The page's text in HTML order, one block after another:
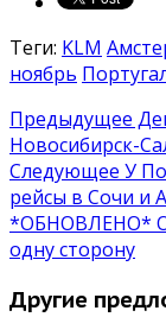
Теги: KLM
ноябрь
Предыдущее
Новосибирск-
Следующее У
рейсы в Сочи и
*ОБНОВЛЕНО* От
одну сторону
Другие